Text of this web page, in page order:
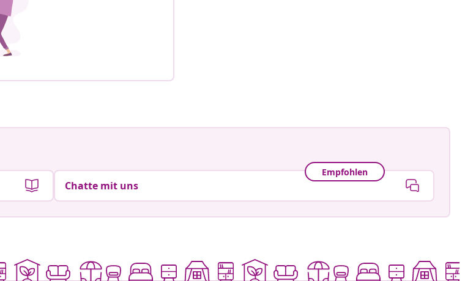
Empfohlen
Chatte mit uns